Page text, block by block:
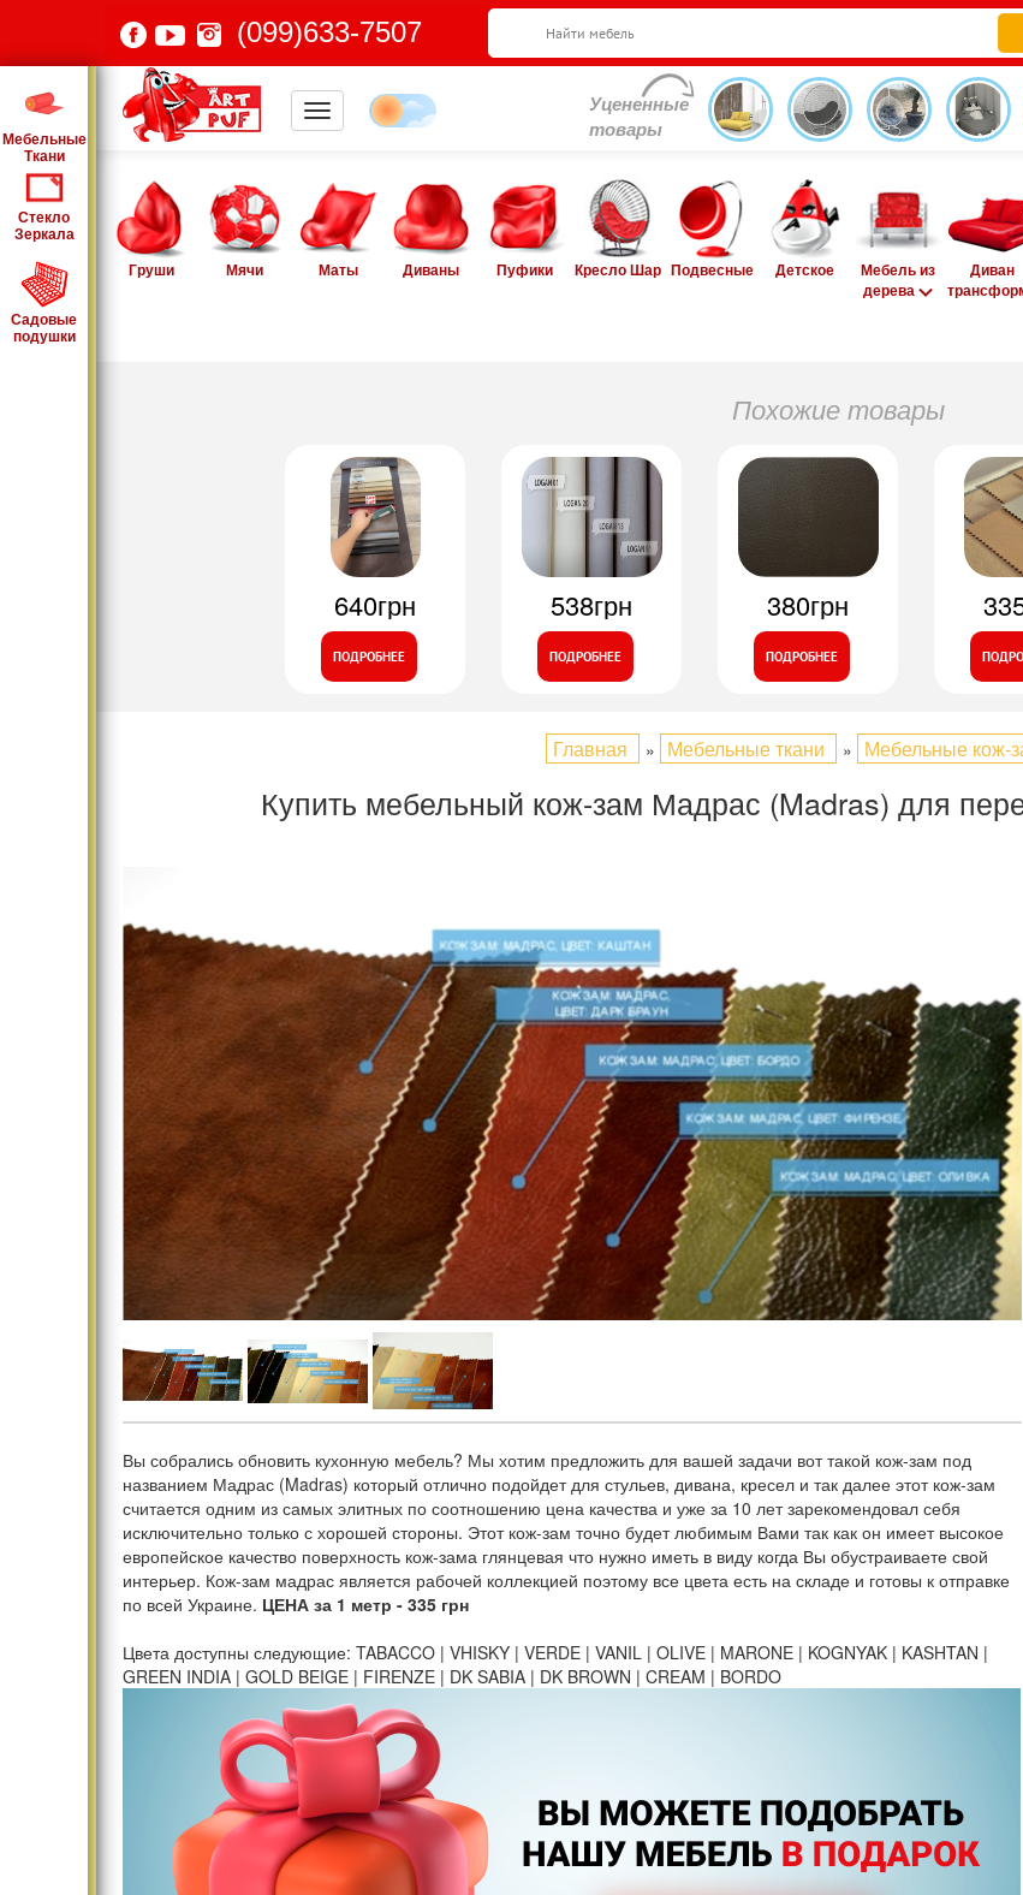
(099)633-7507
Уцененные
товары
Груши Мячи Маты Диваны Пуфики Кресло Шар Подвесные Детское
Мебель из
дерева
Диван
Мебельные
Ткани
Стекло
Зеркала
Садовые
подушки
Похожие товары
640грн
ПОДРОБНЕЕ
538грн
ПОДРОБНЕЕ
380грн
ПОДРОБНЕЕ
Главная » Мебельные ткани » Мебельные кож-
Купить мебельный кож-зам Мадрас (Madras) для
Вы собрались обновить кухонную мебель? Мы хотим предложить для вашей задачи вот такой кож-зам под
названием Мадрас (Madras) который отлично подойдет для стульев, дивана, кресел и так далее этот кож-зам
считается одним из самых элитных по соотношению цена качества и уже за 10 лет зарекомендовал себя
исключительно только с хорошей стороны. Этот кож-зам точно будет любимым Вами так как он имеет высокое
европейское качество поверхность кож-зама глянцевая что нужно иметь в виду когда Вы обустраиваете свой
интерьер. Кож-зам мадрас является рабочей коллекцией поэтому все цвета есть на складе и готовы к отправке
по всей Украине. ЦЕНА за 1 метр - 335 грн
Цвета доступны следующие: TABACCO | VHISKY | VERDE | VANIL | OLIVE | MARONE | KOGNYAK | KASHTAN |
GREEN INDIA | GOLD BEIGE | FIRENZE | DK SABIA | DK BROWN | CREAM | BORDO